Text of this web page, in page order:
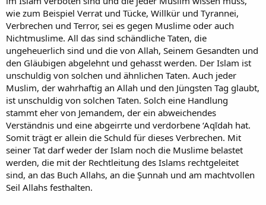
wie zum Beispiel Verrat und Tücke, Willkür und Tyrannei,
Verbrechen und Terror, sei es gegen Muslime oder auch
Nichtmuslime. All das sind schändliche Taten, die
ungeheuerlich sind und die von Allah, Seinem Gesandten und
den Gläubigen abgelehnt und gehasst werden. Der Islam ist
unschuldig von solchen und ähnlichen Taten. Auch jeder
Muslim, der wahrhaftig an Allah und den Jüngsten Tag glaubt,
ist unschuldig von solchen Taten. Solch eine Handlung
stammt eher von Jemandem, der ein abweichendes
Verständnis und eine abgeirrte und verdorbene ‘Aqīdah hat.
Somit trägt er allein die Schuld für dieses Verbrechen. Mit
seiner Tat darf weder der Islam noch die Muslime belastet
werden, die mit der Rechtleitung des Islams rechtgeleitet
sind, an das Buch Allahs, an die Şunnah und am machtvollen
Seil Allahs festhalten.